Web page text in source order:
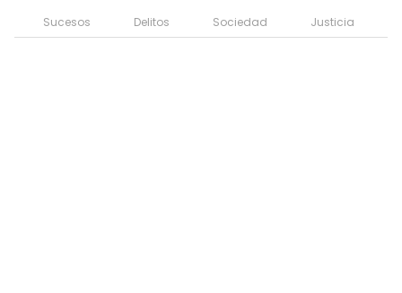
Sucesos
Delitos Sociedad Justicia